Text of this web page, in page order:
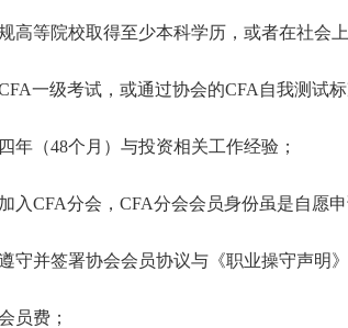
等院校取得至少本科学历，或者在社会
一级考试，或通过协会的CFA自我测试标
（48个月）与投资相关工作经验；
CFA分会，CFA分会会员身份虽是自愿申
并签署协会会员协议与《职业操守声明》
费；